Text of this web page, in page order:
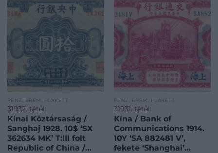
PÉNZ, ÉREM, PLAKETT
31932. tétel:
Kínai Köztársaság /
Sanghaj 1928. 10$ ‘SX
362634 MK’ T:III folt
Republic of China /
PÉNZ, ÉREM, PLAKETT
31931. tétel:
Kína / Bank of
Communications 1914.
10Y ‘SA 882481 V’,
fekete ‘Shanghai’